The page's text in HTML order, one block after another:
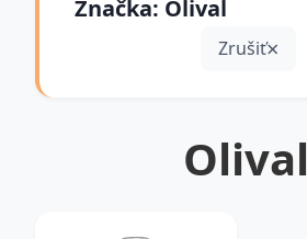
Značka: Olival
Zrušiť
Olival